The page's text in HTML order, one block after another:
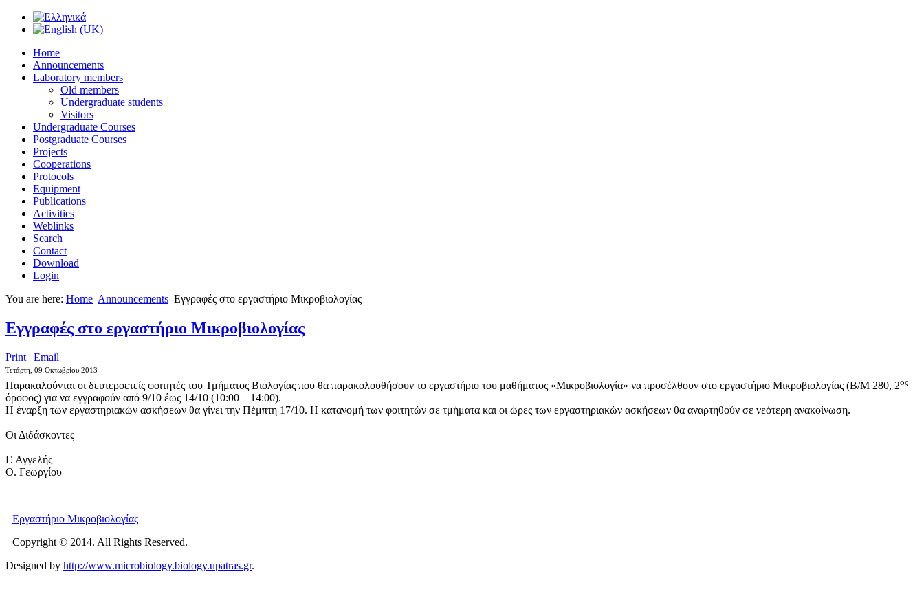
Home
Announcements
Laboratory members
Old members
Undergraduate students
Visitors
Undergraduate Courses
Postgraduate Courses
Projects
Cooperations
Protocols
Equipment
Publications
Activities
Weblinks
Search
Contact
Download
Login
You are here: Home Announcements Εγγραφές στο εργαστήριο Μικροβιολογίας
Εγγραφές στο εργαστήριο Μικροβιολογίας
Print | Email
Τετάρτη, 09 Οκτωβρίου 2013
Παρακαλούνται οι δευτεροετείς φοιτητές του Τμήματος Βιολογίας που θα παρακολουθήσουν το εργαστήριο του μαθήματος «Μικροβιολογία» να προσέλθουν στο εργαστήριο Μικροβιολογίας (Β/Μ 280, 2ος
όροφος) για να εγγραφούν από 9/10 έως 14/10 (10:00 – 14:00).
Η έναρξη των εργαστηριακών ασκήσεων θα γίνει την Πέμπτη 17/10. Η κατανομή των φοιτητών σε τμήματα και οι ώρες των εργαστηριακών ασκήσεων θα αναρτηθούν σε νεότερη ανακοίνωση.
Οι Διδάσκοντες
Γ. Αγγελής
Ο. Γεωργίου
Εργαστήριο Μικροβιολογίας
Copyright © 2014. All Rights Reserved.
Designed by http://www.microbiology.biology.upatras.gr.